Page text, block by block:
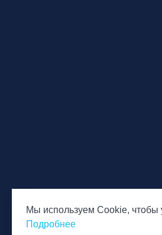
Мы используем Cookie, чтобы
Подробнее
© Национальная Лига инструкторов,